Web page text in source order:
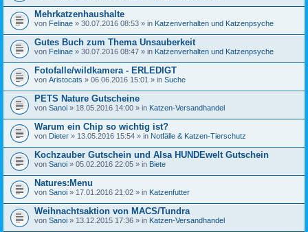
Mehrkatzenhaushalte
von Felinae » 30.07.2016 08:53 » in Katzenverhalten und Katzenpsyche
Gutes Buch zum Thema Unsauberkeit
von Felinae » 30.07.2016 08:47 » in Katzenverhalten und Katzenpsyche
Fotofalle/wildkamera - ERLEDIGT
von Aristocats » 06.06.2016 15:01 » in Suche
PETS Nature Gutscheine
von Sanoi » 18.05.2016 14:00 » in Katzen-Versandhandel
Warum ein Chip so wichtig ist?
von Dieter » 13.05.2016 15:54 » in Notfälle & Katzen-Tierschutz
Kochzauber Gutschein und Alsa HUNDEwelt Gutschein
von Sanoi » 05.02.2016 22:05 » in Biete
Natures:Menu
von Sanoi » 17.01.2016 21:02 » in Katzenfutter
Weihnachtsaktion von MACS/Tundra
von Sanoi » 13.12.2015 17:36 » in Katzen-Versandhandel